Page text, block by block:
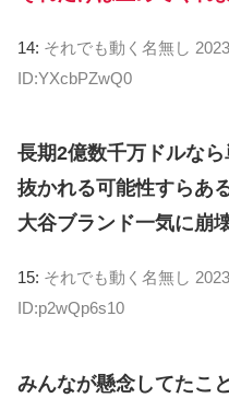
14: それでも動く名無し
ID:YXcbPZwQ0
長期2億数千万ドルな
抜かれる可能性すらあ
大谷ブランド一気に崩
15: それでも動く名無し
ID:p2wQp6s10
みんなが懸念してたこ